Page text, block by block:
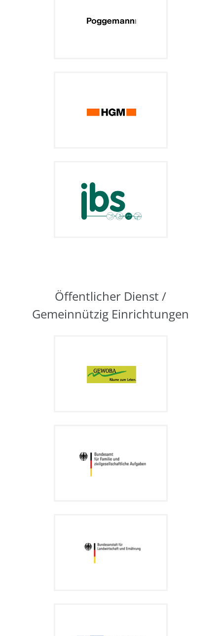
Öffentlicher Dienst /
Gemeinnützig Einrichtungen